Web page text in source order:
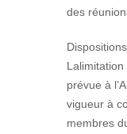
des
prévue à
vigueur à
membres